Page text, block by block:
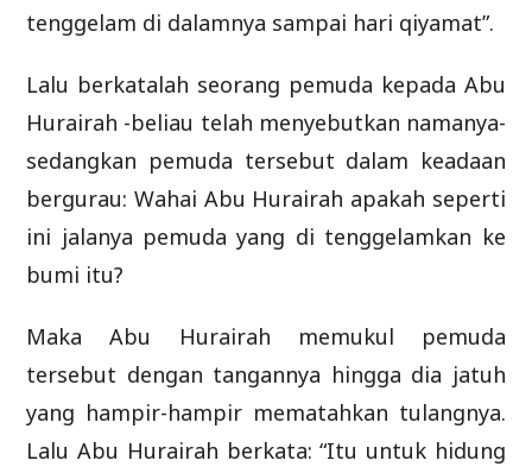
tenggelam di dalamnya sampai hari qiyamat”.
Lalu berkatalah seorang pemuda kepada Abu
Hurairah -beliau telah menyebutkan namanya-
sedangkan pemuda tersebut dalam keadaan
bergurau: Wahai Abu Hurairah apakah seperti
ini jalanya pemuda yang di tenggelamkan ke
bumi itu?
Maka Abu Hurairah memukul pemuda
tersebut dengan tangannya hingga dia jatuh
yang hampir-hampir mematahkan tulangnya.
Lalu Abu Hurairah berkata: “Itu untuk hidung